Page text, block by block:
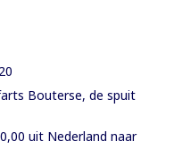
Bouterse, de spuit
uit Nederland naar